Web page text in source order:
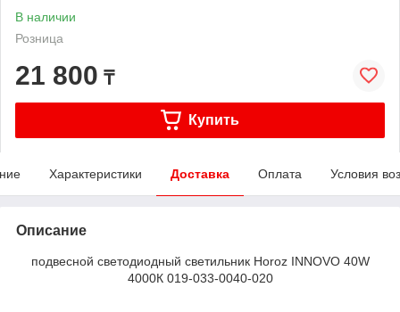
В наличии
Розница
21 800 ₸
Купить
Характеристики Доставка Оплата Условия
Описание
подвесной светодиодный светильник Horoz INNOVO 40W
4000К 019-033-0040-020